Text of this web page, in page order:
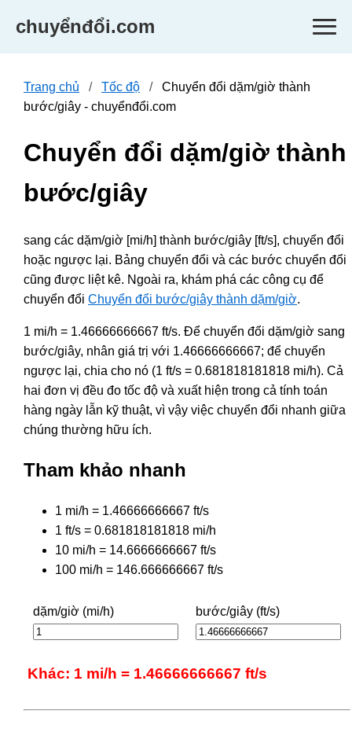
chuyểnđổi.com
Trang chủ Tốc độ
Chuyển đổi dặm/giờ thành
bước/giây - chuyểnđổi.com
Chuyển đổi dặm/giờ thành
bước/giây
sang các dặm/giờ [mi/h] thành bước/giây [ft/s], chuyển đổi
hoặc ngược lại. Bảng chuyển đổi và các bước chuyển đổi
cũng được liệt kê. Ngoài ra, khám phá các công cụ để
chuyển đổi Chuyển đổi bước/giây thành dặm/giờ.
1 mi/h = 1.46666666667 ft/s. Để chuyển đổi dặm/giờ sang
bước/giây, nhân giá trị với 1.46666666667; để chuyển
ngược lại, chia cho nó (1 ft/s = 0.681818181818 mi/h). Cả
hai đơn vị đều đo tốc độ và xuất hiện trong cả tính toán
hàng ngày lẫn kỹ thuật, vì vậy việc chuyển đổi nhanh giữa
chúng thường hữu ích.
Tham khảo nhanh
1 mi/h = 1.46666666667 ft/s
1 ft/s = 0.681818181818 mi/h
10 mi/h = 14.6666666667 ft/s
100 mi/h = 146.666666667 ft/s
dặm/giờ (mi/h) bước/giây (ft/s)
Khác: 1 mi/h = 1.46666666667 ft/s